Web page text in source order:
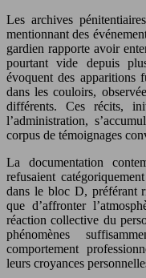
Les archives
mentionnant des
gardien rapporte avoir
pourtant vide depuis
évoquent des apparitions
dans les couloirs,
différents. Ces récits,
l’administration,
corpus de témoignages
La documentation
refusaient
dans le bloc D, préférant
que d’affronter
réaction collective du
phénomènes
comportement
leurs croyances